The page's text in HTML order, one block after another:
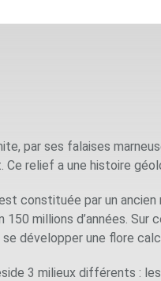
par ses falaises
Ce relief a une histoire
constituée par un ancien
150 millions d’années.
développer une flore
3 milieux différents :